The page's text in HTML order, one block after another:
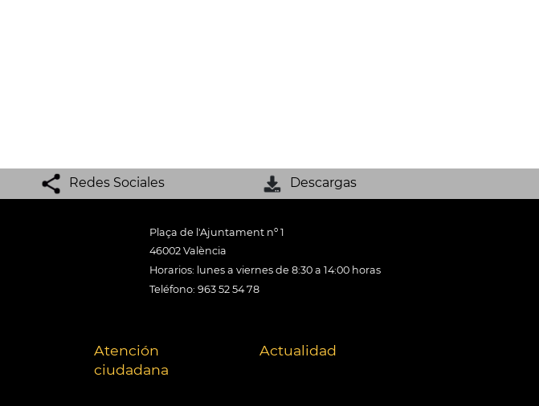
Redes Sociales Descargas
Plaça de l'Ajuntament nº 1
46002 València
Horarios: lunes a viernes de 8:30 a 14:00 horas
Teléfono: 963 52 54 78
Atención
ciudadana
Actualidad